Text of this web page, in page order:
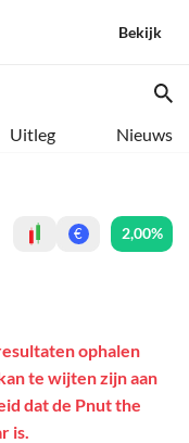
Bekijk
Uitleg Nieuws
€ 2,00%
ophalen
te wijten zijn aan
dat de Pnut the
is.